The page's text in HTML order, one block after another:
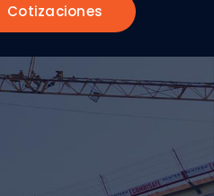
Cotizaciones